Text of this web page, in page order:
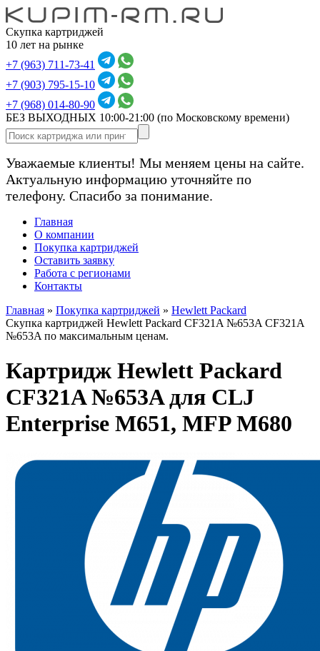
Скупка картриджей
10 лет на рынке
+7 (963) 711-73-41
+7 (903) 795-15-10
+7 (968) 014-80-90
БЕЗ ВЫХОДНЫХ 10:00-21:00 (по Московскому времени)
Уважаемые клиенты! Мы меняем цены на сайте.
Актуальную информацию уточняйте по
телефону. Спасибо за понимание.
Главная
О компании
Покупка картриджей
Оставить заявку
Работа с регионами
Контакты
Главная » Покупка картриджей » Hewlett Packard
Скупка картриджей Hewlett Packard CF321A №653A CF321A
№653A по максимальным ценам.
Картридж Hewlett Packard
CF321A №653A для CLJ
Enterprise M651, MFP M680